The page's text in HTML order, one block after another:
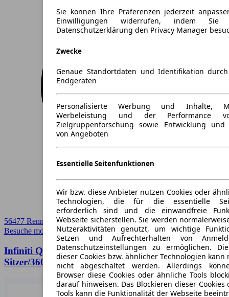
Sie können Ihre Präferenzen jederzeit
Einwilligungen widerrufen, indem
Datenschutzerklärung den Privacy Manager
Zwecke
Genaue Standortdaten und Identifikation
Endgeräten
Personalisierte Werbung und Inhalte,
Werbeleistung und der Performance
Zielgruppenforschung sowie Entwicklung und
von Angeboten
Essentielle Seitenfunktionen
Wir bzw. diese Anbieter nutzen Cookies oder
Technologien, die für die essentielle
erforderlich sind und die einwandfreie
Webseite sicherstellen. Sie werden
Nutzeraktivitäten genutzt, um wichtige
Setzen und Aufrechterhalten von
Datenschutzeinstellungen zu ermöglichen.
dieser Cookies bzw. ähnlicher Technologien kann
nicht abgeschaltet werden. Allerdings
Browser diese Cookies oder ähnliche Tools
darauf hinweisen. Das Blockieren dieser
Tools kann die Funktionalität der Webseite
56477 Rennerod
Besuche mobile.de➚
Infiniti QX80 5.6L V8 AWD/7-
Sitzer/360/BOSE/SHZ/LHZ/R20